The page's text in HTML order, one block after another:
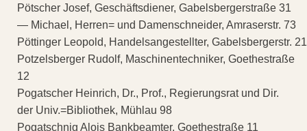
Pötscher Josef, Geschäftsdiener, Gabelsbergerstraße 31
— Michael, Herren= und Damenschneider, Amraserstr. 73
Pöttinger Leopold, Handelsangestellter, Gabelsbergerstr. 21
Potzelsberger Rudolf, Maschinentechniker, Goethestraße
12
Pogatscher Heinrich, Dr., Prof., Regierungsrat und Dir.
der Univ.=Bibliothek, Mühlau 98
Pogatschnig Alois Bankbeamter, Goethestraße 11